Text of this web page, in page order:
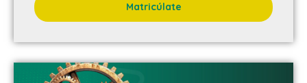
Matricúlate